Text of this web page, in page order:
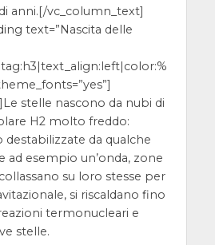
anni. [/vc_column_text]
text=”Nascita delle
Le stelle nascono da nubi di
H2molto freddo:
da qualche
esempio un’onda, zone
su loro stesse per
si riscaldano fino
termonucleari e
stelle.